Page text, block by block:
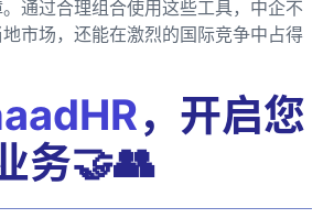
通过合理组合使用这些工具，中企不
市场，还能在激烈的国际竞争中占得
，开启您
务🤝👥